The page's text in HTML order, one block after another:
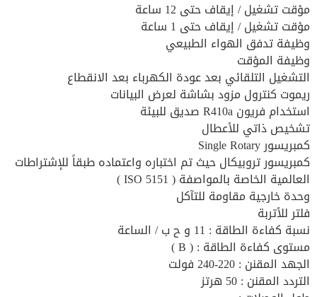
مؤقت تشغيل / إيقاف حتى 12 ساعة
مؤقت تشغيل / إيقاف حتى 1 ساعة
وظيفة تدفق الهواء الطبيعي
وظيفة المؤقت
التشغيل التلقائي بعد عودة الكهرباء بعد الانقطاع
ريموت كنترول مزود بشاشة لعرض البيانات
استخدام فريون R410a صديق للبيئة
تشخيص ذاتي للأعطال
كمبريسور Single Rotary
كمبريسور تروبيكال حيث تم اختباره واعتماده طبقاً للإشتراطات
العالمية الخاصة بالمواصفة ( ISO 5151 )
وحدة خارجية مقاومة للتآكل
فلتر للأتربة
نسبة كفاءة الطاقة : 11 و ح ب / الساعة
مستوى كفاءة الطاقة : ( B )
الجهد المقنن : 220-240 فولت
التردد المقنن : 50 هرتز